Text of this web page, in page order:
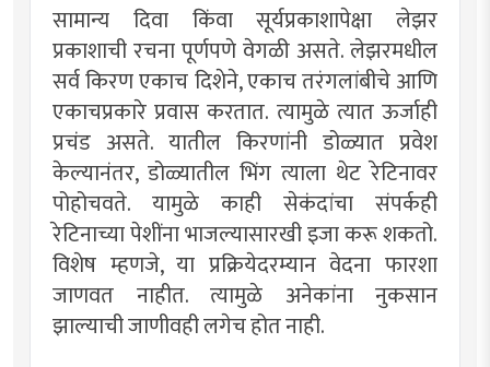
सामान्य दिवा किंवा सूर्यप्रकाशापेक्षा लेझर
प्रकाशाची रचना पूर्णपणे वेगळी असते. लेझरमधील
सर्व किरण एकाच दिशेने, एकाच तरंगलांबीचे आणि
एकाचप्रकारे प्रवास करतात. त्यामुळे त्यात ऊर्जाही
प्रचंड असते. यातील किरणांनी डोळ्यात प्रवेश
केल्यानंतर, डोळ्यातील भिंग त्याला थेट रेटिनावर
पोहोचवते. यामुळे काही सेकंदांचा संपर्कही
रेटिनाच्या पेशींना भाजल्यासारखी इजा करू शकतो.
विशेष म्हणजे, या प्रक्रियेदरम्यान वेदना फारशा
जाणवत नाहीत. त्यामुळे अनेकांना नुकसान
झाल्याची जाणीवही लगेच होत नाही.